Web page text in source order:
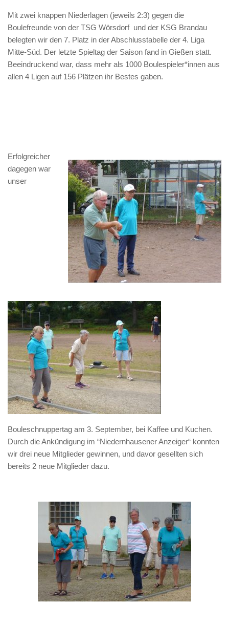
Mit zwei knappen Niederlagen (jeweils 2:3) gegen die
Boulefreunde von der TSG Wörsdorf und der KSG Brandau
belegten wir den 7. Platz in der Abschlusstabelle der 4. Liga
Mitte-Süd. Der letzte Spieltag der Saison fand in Gießen statt.
Beeindruckend war, dass mehr als 1000 Boulespieler*innen aus
allen 4 Ligen auf 156 Plätzen ihr Bestes gaben.
Erfolgreicher
dagegen war
unser
Bouleschnuppertag am 3. September, bei Kaffee und Kuchen.
Durch die Ankündigung im “Niedernhausener Anzeiger“ konnten
wir drei neue Mitglieder gewinnen, und davor gesellten sich
bereits 2 neue Mitglieder dazu.